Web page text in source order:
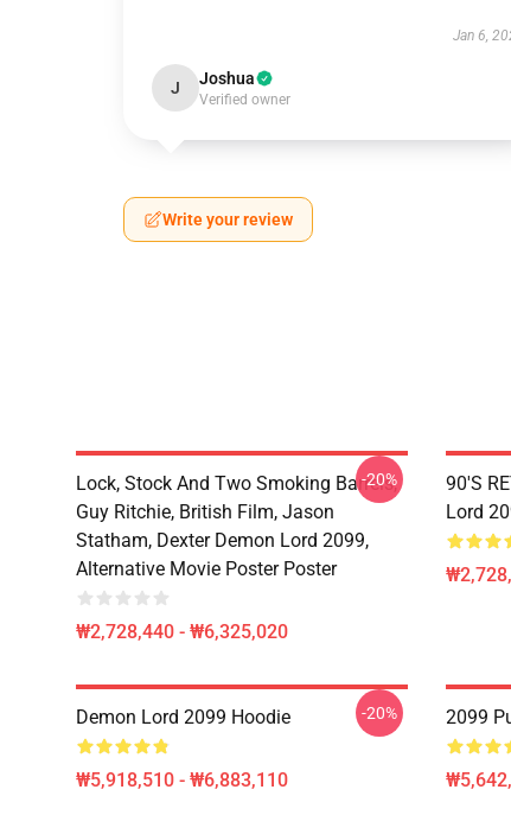
Jan 6,
J Joshua
Verified owner
Write your review
Lock, Stock And Two Smoking Barrels,
Guy Ritchie, British Film, Jason
Statham, Dexter Demon Lord 2099,
Alternative Movie Poster Poster
₩2,728,440 - ₩6,325,020
-20%
90'S
Lord
Demon Lord 2099 Hoodie
₩5,918,510 - ₩6,883,110
-20% 2099